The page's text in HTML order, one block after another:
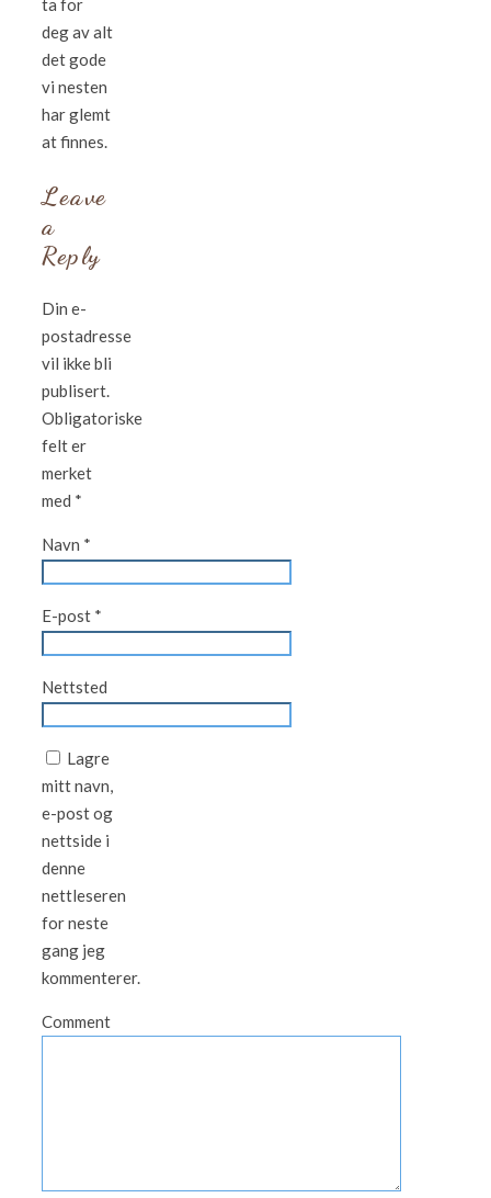
ta for
deg av alt
det gode
vi nesten
har glemt
at finnes.
Leave
a
Reply
Din e-
postadresse
vil ikke bli
publisert.
Obligatoriske
felt er
merket
med *
Navn *
E-post *
Nettsted
Lagre
mitt navn,
e-post og
nettside i
denne
nettleseren
for neste
gang jeg
kommenterer.
Comment